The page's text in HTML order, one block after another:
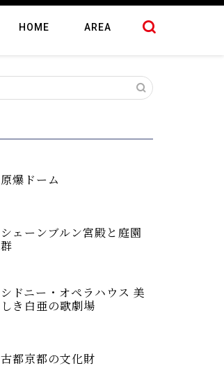
HOME AREA
原爆ドーム
シェーンブルン宮殿と庭園
群
シドニー・オペラハウス 美
しき白亜の歌劇場
古都京都の文化財